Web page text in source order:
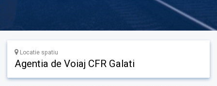
Locatie spatiu
Agentia de Voiaj CFR Galati